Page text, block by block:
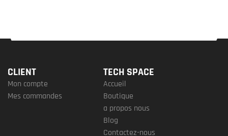
CLIENT
Mon compte
Mes commandes
TECH SPACE
Accueil
Boutique
a propos nous
Blog
Contactez-nous